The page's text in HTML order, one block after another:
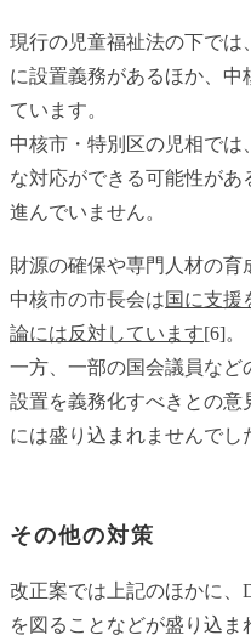
現行の児童福祉法の下で
に設置義務があるほか、中
ています。
中核市・特別区の児相で
な対応ができる可能性があ
進んでいません。
財源の確保や専門人材の育
中核市の市長会は国に支援
論には反対しています[6]。
一方、一部の国会議員など
設置を義務化すべきとの意
には盛り込まれませんでし
その他の対策
改正案では上記のほかに
を図ることなどが盛り込ま